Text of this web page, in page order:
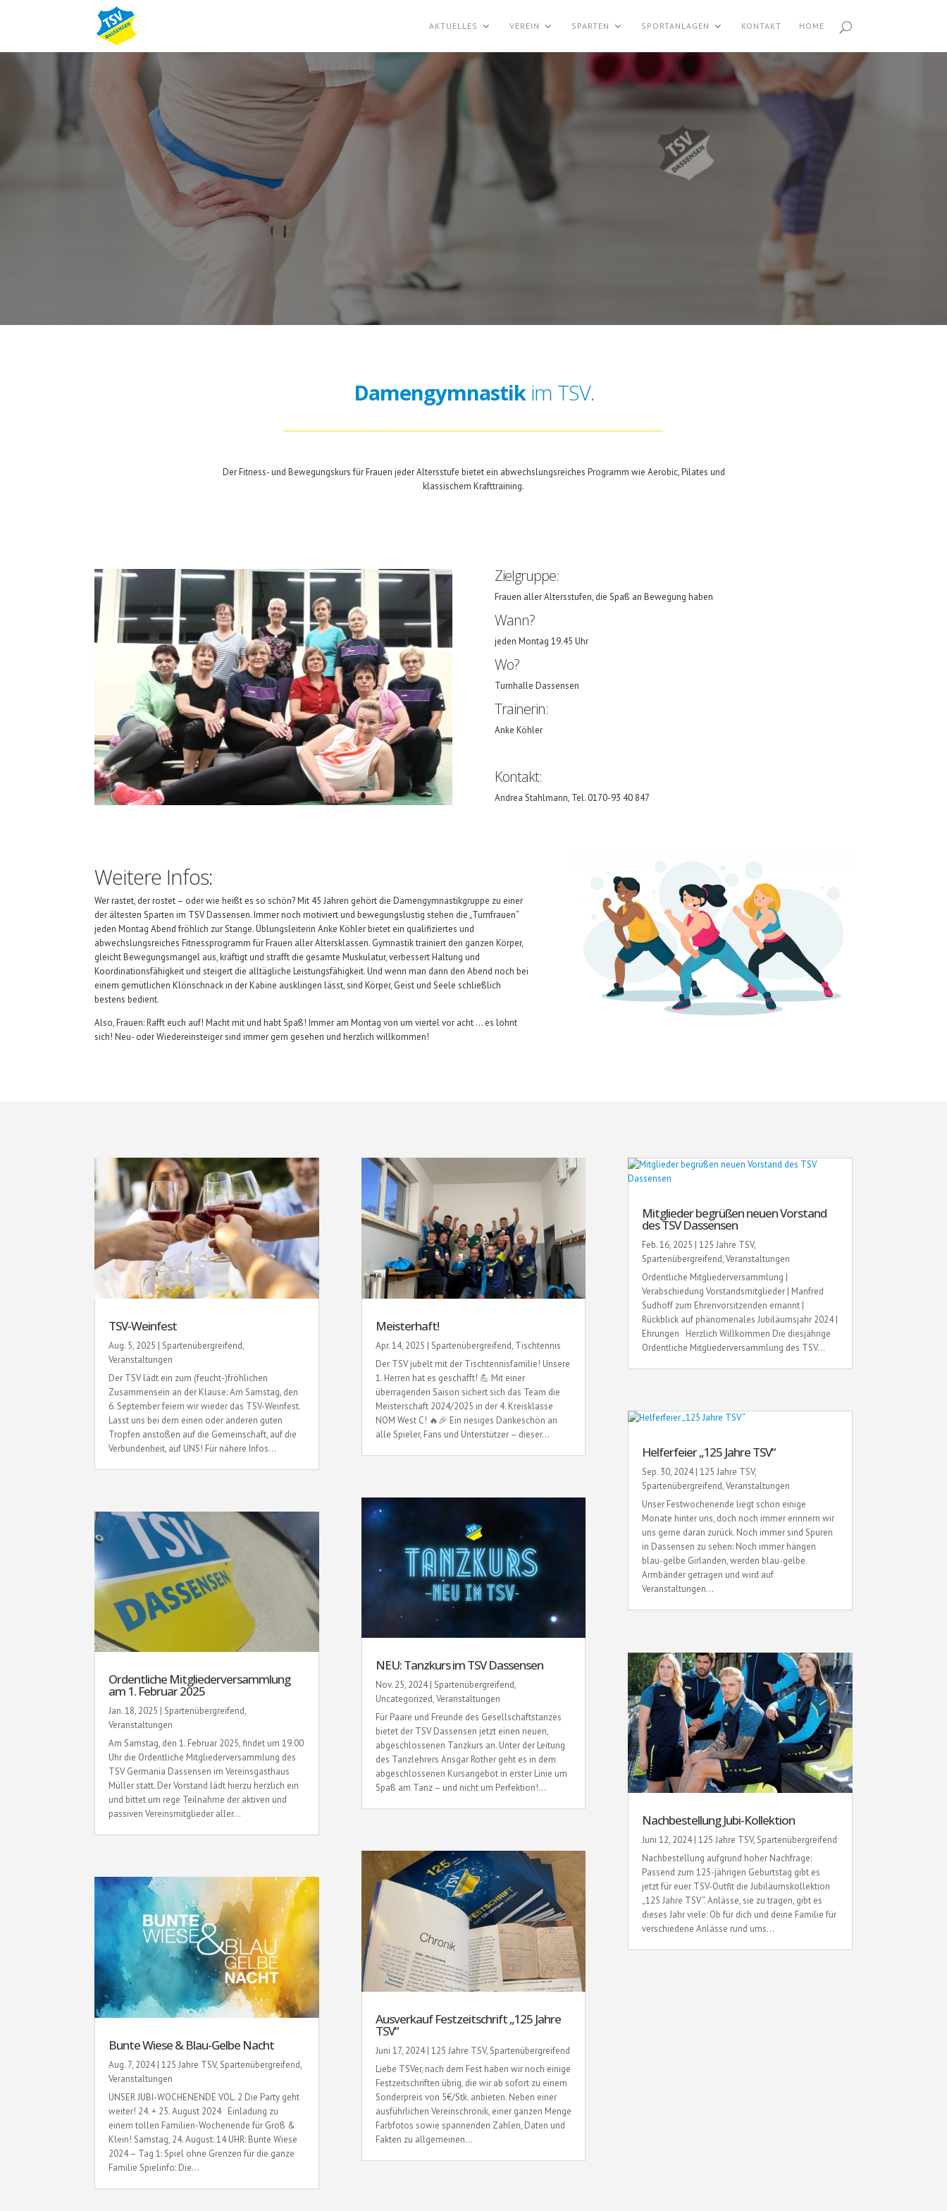
AKTUELLES VEREIN SPARTEN SPORTANLAGEN KONTAKT HOME
Damengymnastik im TSV.
Der Fitness- und Bewegungskurs für Frauen jeder Altersstufe bietet ein abwechslungsreiches Programm wie Aerobic, Pilates und
klassischem Krafttraining.
Zielgruppe:
Frauen aller Altersstufen, die Spaß an Bewegung haben
Wann?
jeden Montag 19.45 Uhr
Wo?
Turnhalle Dassensen
Trainerin:
Anke Köhler
Kontakt:
Andrea Stahlmann, Tel. 0170-93 40 847
Weitere Infos:
Wer rastet, der rostet – oder wie heißt es so schön? Mit 45 Jahren gehört die Damengymnastikgruppe zu einer
der ältesten Sparten im TSV Dassensen. Immer noch motiviert und bewegungslustig stehen die „Turnfrauen“
jeden Montag Abend fröhlich zur Stange. Üblungsleiterin Anke Köhler bietet ein qualifiziertes und
abwechslungsreiches Fitnessprogramm für Frauen aller Altersklassen. Gymnastik trainiert den ganzen Körper,
gleicht Bewegungsmangel aus, kräftigt und strafft die gesamte Muskulatur, verbessert Haltung und
Koordinationsfähigkeit und steigert die alltägliche Leistungsfähigkeit. Und wenn man dann den Abend noch bei
einem gemütlichen Klönschnack in der Kabine ausklingen lässt, sind Körper, Geist und Seele schließlich
bestens bedient.
Also, Frauen: Rafft euch auf! Macht mit und habt Spaß! Immer am Montag von um viertel vor acht … es lohnt
sich! Neu- oder Wiedereinsteiger sind immer gern gesehen und herzlich willkommen!
TSV-Weinfest
Aug. 5, 2025 |Spartenübergreifend,
Veranstaltungen
Der TSV lädt ein zum (feucht-)fröhlichen
Zusammensein an der Klause: Am Samstag, den
6. September feiern wir wieder das TSV-Weinfest.
Lasst uns bei dem einen oder anderen guten
Tropfen anstoßen auf die Gemeinschaft, auf die
Verbundenheit, auf UNS! Für nähere Infos...
Ordentliche Mitgliederversammlung
am 1. Februar 2025
Jan. 18, 2025 |Spartenübergreifend,
Veranstaltungen
Am Samstag, den 1. Februar 2025, findet um 19.00
Uhr die Ordentliche Mitgliederversammlung des
TSV Germania Dassensen im Vereinsgasthaus
Müller statt. Der Vorstand lädt hierzu herzlich ein
und bittet um rege Teilnahme der aktiven und
passiven Vereinsmitglieder aller...
Bunte Wiese & Blau-Gelbe Nacht
Aug. 7, 2024|125 Jahre TSV,Spartenübergreifend,
Veranstaltungen
UNSER JUBI-WOCHENENDE VOL. 2 Die Party geht
weiter! 24. + 25. August 2024 Einladung zu
einem tollen Familien-Wochenende für Groß &
Klein! Samstag, 24. August: 14 UHR: Bunte Wiese
2024 – Tag 1: Spiel ohne Grenzen für die ganze
Familie Spielinfo: Die...
Meisterhaft!
Apr. 14, 2025 | Spartenübergreifend, Tischtennis
Der TSV jubelt mit der Tischtennisfamilie! Unsere
1. Herren hat es geschafft! 💪 Mit einer
überragenden Saison sichert sich das Team die
Meisterschaft 2024/2025 in der 4. Kreisklasse
NOM West C! 🔥🎉 Ein riesiges Dankeschön an
alle Spieler, Fans und Unterstützer – dieser...
NEU: Tanzkurs im TSV Dassensen
Nov. 25, 2024| Spartenübergreifend,
Uncategorized,Veranstaltungen
Für Paare und Freunde des Gesellschaftstanzes
bietet der TSV Dassensen jetzt einen neuen,
abgeschlossenen Tanzkurs an. Unter der Leitung
des Tanzlehrers Ansgar Rother geht es in dem
abgeschlossenen Kursangebot in erster Linie um
Spaß am Tanz – und nicht um Perfektion!...
Ausverkauf Festzeitschrift „125 Jahre
TSV“
Juni 17, 2024| 125 Jahre TSV,Spartenübergreifend
Liebe TSVer, nach dem Fest haben wir noch einige
Festzeitschriften übrig, die wir ab sofort zu einem
Sonderpreis von 5€/Stk. anbieten. Neben einer
ausführlichen Vereinschronik, einer ganzen Menge
Farbfotos sowie spannenden Zahlen, Daten und
Fakten zu allgemeinen...
Mitglieder begrüßen neuen Vorstand
des TSV Dassensen
Feb. 16, 2025 | 125 Jahre TSV,
Spartenübergreifend,Veranstaltungen
Ordentliche Mitgliederversammlung |
Verabschiedung Vorstandsmitglieder | Manfred
Sudhoff zum Ehrenvorsitzenden ernannt |
Rückblick auf phänomenales Jubiläumsjahr 2024 |
Ehrungen Herzlich Willkommen Die diesjährige
Ordentliche Mitgliederversammlung des TSV...
Helferfeier „125 Jahre TSV“
Sep. 30, 2024| 125 Jahre TSV,
Spartenübergreifend,Veranstaltungen
Unser Festwochenende liegt schon einige
Monate hinter uns, doch noch immer erinnern wir
uns gerne daran zurück. Noch immer sind Spuren
in Dassensen zu sehen: Noch immer hängen
blau-gelbe Girlanden, werden blau-gelbe
Armbänder getragen und wird auf
Veranstaltungen...
Nachbestellung Jubi-Kollektion
Juni 12, 2024| 125 Jahre TSV,Spartenübergreifend
Nachbestellung aufgrund hoher Nachfrage:
Passend zum 125-jährigen Geburtstag gibt es
jetzt für euer TSV-Outfit die Jubiläumskollektion
„125 Jahre TSV“. Anlässe, sie zu tragen, gibt es
dieses Jahr viele: Ob für dich und deine Familie für
verschiedene Anlässe rund ums...